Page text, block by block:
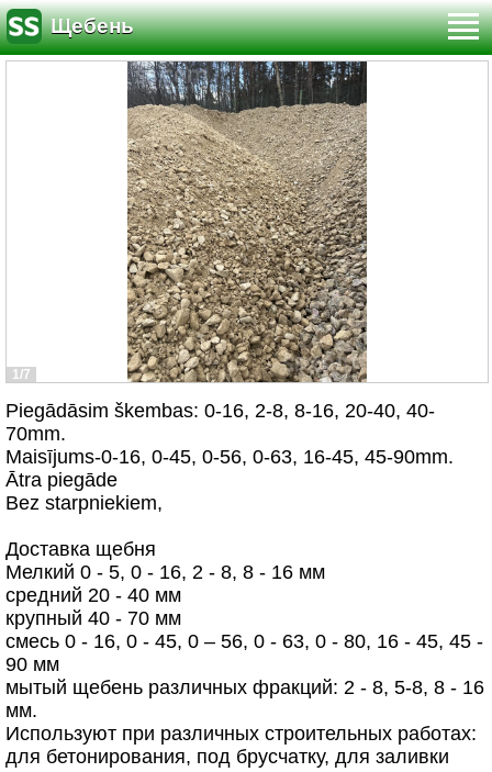
Щебень
1/7
Piegādāsim škembas: 0-16, 2-8, 8-16, 20-40, 40-
70mm.
Maisījums-0-16, 0-45, 0-56, 0-63, 16-45, 45-90mm.
Ātra piegāde
Bez starpniekiem,
Доставка щебня
Мелкий 0 - 5, 0 - 16, 2 - 8, 8 - 16 мм
средний 20 - 40 мм
крупный 40 - 70 мм
смесь 0 - 16, 0 - 45, 0 – 56, 0 - 63, 0 - 80, 16 - 45, 45 -
90 мм
мытый щебень различных фракций: 2 - 8, 5-8, 8 - 16
мм.
Используют при различных строительных работах:
для бетонирования, под брусчатку, для заливки